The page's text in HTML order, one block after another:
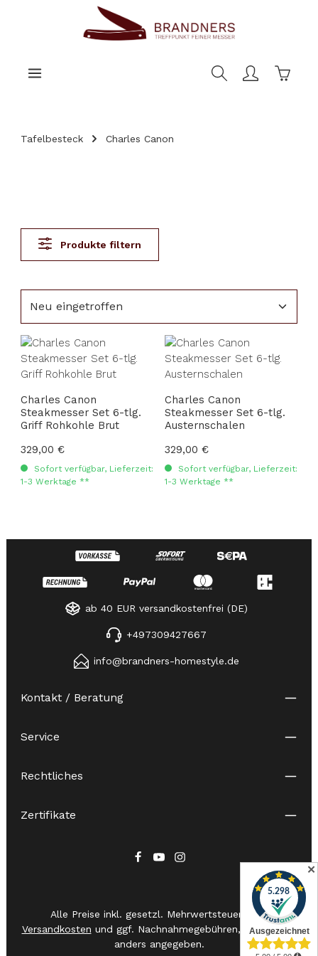
Tafelbesteck Charles Canon
Produkte filtern
Charles Canon
Steakmesser Set 6-tlg.
Griff Rohkohle Brut
Regulärer Preis:
329,00 €
Sofort verfügbar, Lieferzeit:
1-3 Werktage **
Charles Canon
Steakmesser Set 6-tlg.
Austernschalen
Regulärer Preis:
329,00 €
Sofort verfügbar, Lieferzeit:
1-3 Werktage **
ab 40 EUR versandkostenfrei (DE)
+497309427667
info@brandners-homestyle.de
Kontakt / Beratung
Service
Rechtliches
Zertifikate
Alle Preise inkl. gesetzl. Mehrwertsteuer zzgl.
Versandkosten und ggf. Nachnahmegebühren, wenn nicht
anders angegeben.
✕